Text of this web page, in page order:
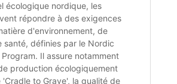
écologique nordique, les
répondre à des exigences
d'environnement, de
santé, définies par le Nordic
Il assure notamment
production écologiquement
'Cradle to Grave', la qualité de